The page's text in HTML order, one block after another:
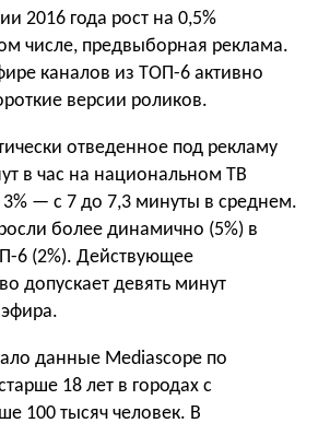
2016 года рост на 0,5%
числе, предвыборная реклама.
каналов из ТОП-6 активно
версии роликов.
отведенное под рекламу
в час на национальном ТВ
3% — с 7 до 7,3 минуты в среднем.
более динамично (5%) в
6 (2%). Действующее
допускает девять минут
данные Mediascope по
18 лет в городах с
100 тысяч человек. В